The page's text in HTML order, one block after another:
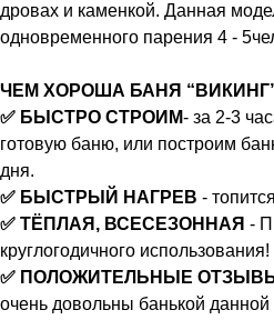
дровах и каменкой. Данная
одновременного парения 4 -
ЧЕМ ХОРОША БАНЯ
✅ БЫСТРО СТРОИМ- за 2-3
готовую баню, или построим
дня.
✅ БЫСТРЫЙ НАГРЕВ -
✅ ТЁПЛАЯ, ВСЕСЕЗОННАЯ -
круглогодичного использования!
✅ ПОЛОЖИТЕЛЬНЫЕ
очень довольны банькой